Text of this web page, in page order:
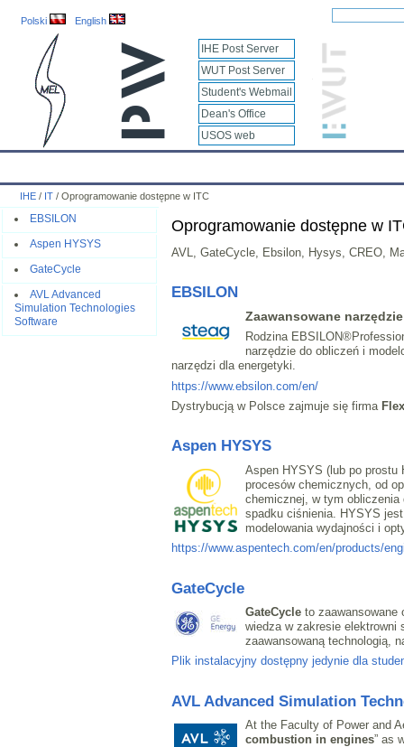
Polski English
IHE Post Server
WUT Post Server
Student's Webmail
Dean's Office
USOS web
IHE / IT / Oprogramowanie dostępne w ITC
EBSILON
Aspen HYSYS
GateCycle
AVL Advanced
Simulation Technologies
Software
Oprogramowanie dostępne w
AVL, GateCycle, Ebsilon, Hysys, CREO,
EBSILON
Zaawansowane
Rodzina
narzędzie do obliczeń i
narzędzi dla energetyki.
https://www.ebsilon.com/en/
Dystrybucją w Polsce zajmuje się firma
Aspen HYSYS
Aspen HYSYS (lub po prostu
procesów chemicznych, od
chemicznej, w tym obliczenia
spadku ciśnienia. HYSYS
modelowania wydajności i
https://www.aspentech.com/en/products/
GateCycle
GateCycle to zaawansowane
wiedza w zakresie elektrowni
zaawansowaną technologią,
Plik instalacyjny dostępny jedynie dla
AVL Advanced Simulation
At the Faculty of Power and
combustion in engines” as